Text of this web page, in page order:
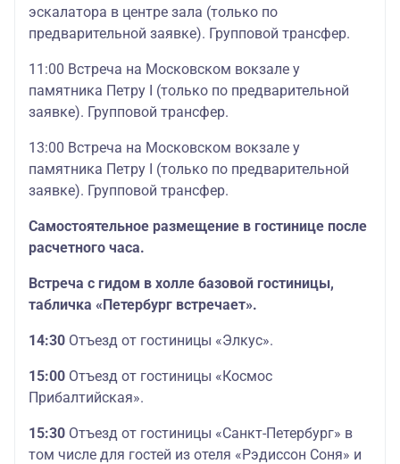
эскалатора в центре зала (только по
предварительной заявке). Групповой трансфер.
11:00 Встреча на Московском вокзале у
памятника Петру I (только по предварительной
заявке). Групповой трансфер.
13:00 Встреча на Московском вокзале у
памятника Петру I (только по предварительной
заявке). Групповой трансфер.
Самостоятельное размещение в гостинице после
расчетного часа.
Встреча с гидом в холле базовой гостиницы,
табличка «Петербург встречает».
14:30 Отъезд от гостиницы «Элкус».
15:00 Отъезд от гостиницы «Космос
Прибалтийская».
15:30 Отъезд от гостиницы «Санкт-Петербург» в
том числе для гостей из отеля «Рэдиссон Соня» и